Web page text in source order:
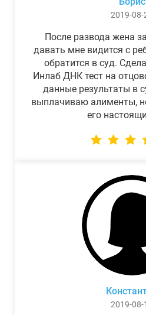
2019-08-
После развода жена
давать мне видится с
обратится в суд.
Инлаб ДНК тест на
данные результаты в
выплачиваю алименты,
его
2019-08-